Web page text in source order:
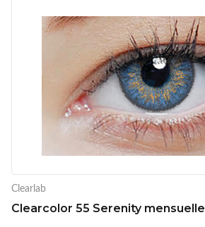
Clearlab
Clearcolor 55 Serenity mensuelle